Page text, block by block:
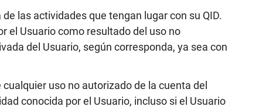
las actividades que tengan lugar con su QID.
el Usuario como resultado del uso no
del Usuario, según corresponda, ya sea con
uso no autorizado de la cuenta del
conocida por el Usuario, incluso si el Usuario